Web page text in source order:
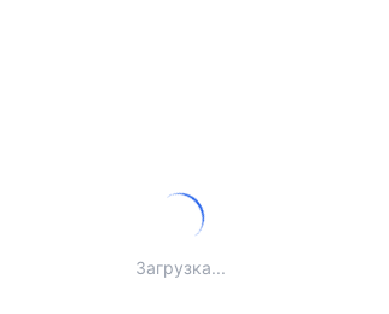
Загрузка...